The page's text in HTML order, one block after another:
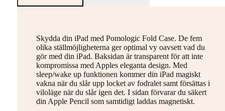
Skydda din iPad med Pomologic Fold Case. De fem
olika ställmöjligheterna ger optimal vy oavsett vad du
gör med din iPad. Baksidan är transparent för att inte
kompromissa med Apples eleganta design. Med
sleep/wake up funktionen kommer din iPad magiskt
vakna när du slår upp locket av fodralet samt försättas i
viloläge när du slår igen det. I sidan förvarar du säkert
din Apple Pencil som samtidigt laddas magnetiskt.